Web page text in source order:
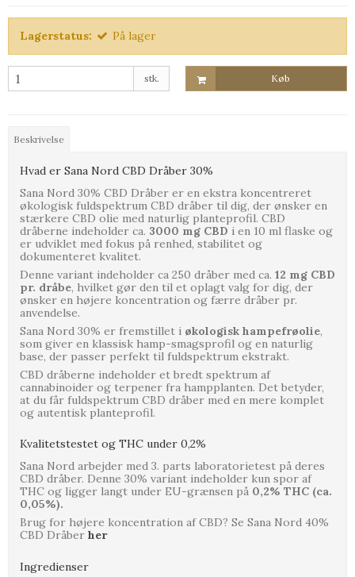
Lagerstatus: På lager
stk. Køb
Beskrivelse
Hvad er Sana Nord CBD Dråber 30%
Sana Nord 30% CBD Dråber er en ekstra koncentreret
økologisk fuldspektrum CBD dråber til dig, der ønsker en
stærkere CBD olie med naturlig planteprofil. CBD
dråberne indeholder ca. 3000 mg CBD i en 10 ml flaske og
er udviklet med fokus på renhed, stabilitet og
dokumenteret kvalitet.
Denne variant indeholder ca 250 dråber med ca. 12 mg CBD
pr. dråbe, hvilket gør den til et oplagt valg for dig, der
ønsker en højere koncentration og færre dråber pr.
anvendelse.
Sana Nord 30% er fremstillet i økologisk hampefrøolie,
som giver en klassisk hamp-smagsprofil og en naturlig
base, der passer perfekt til fuldspektrum ekstrakt.
CBD dråberne indeholder et bredt spektrum af
cannabinoider og terpener fra hampplanten. Det betyder,
at du får fuldspektrum CBD dråber med en mere komplet
og autentisk planteprofil.
Kvalitetstestet og THC under 0,2%
Sana Nord arbejder med 3. parts laboratorietest på deres
CBD dråber. Denne 30% variant indeholder kun spor af
THC og ligger langt under EU-grænsen på 0,2% THC (ca.
0,05%).
Brug for højere koncentration af CBD? Se Sana Nord 40%
CBD Dråber her
Ingredienser